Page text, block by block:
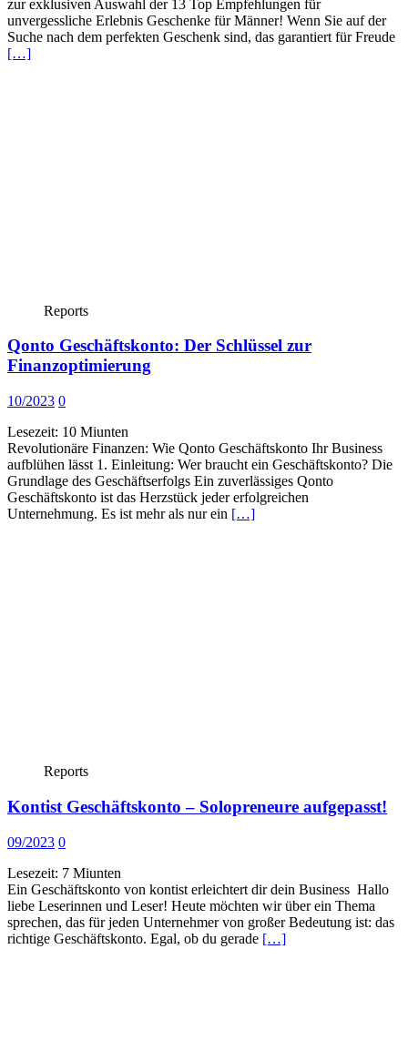
zur exklusiven Auswahl der 13 Top Empfehlungen für
unvergessliche Erlebnis Geschenke für Männer! Wenn Sie auf der
Suche nach dem perfekten Geschenk sind, das garantiert für Freude
[…]
Reports
Qonto Geschäftskonto: Der Schlüssel zur
Finanzoptimierung
10/2023 0
Lesezeit: 10 Miunten
Revolutionäre Finanzen: Wie Qonto Geschäftskonto Ihr Business
aufblühen lässt 1. Einleitung: Wer braucht ein Geschäftskonto? Die
Grundlage des Geschäftserfolgs Ein zuverlässiges Qonto
Geschäftskonto ist das Herzstück jeder erfolgreichen
Unternehmung. Es ist mehr als nur ein […]
Reports
Kontist Geschäftskonto – Solopreneure aufgepasst!
09/2023 0
Lesezeit: 7 Miunten
Ein Geschäftskonto von kontist erleichtert dir dein Business Hallo
liebe Leserinnen und Leser! Heute möchten wir über ein Thema
sprechen, das für jeden Unternehmer von großer Bedeutung ist: das
richtige Geschäftskonto. Egal, ob du gerade […]